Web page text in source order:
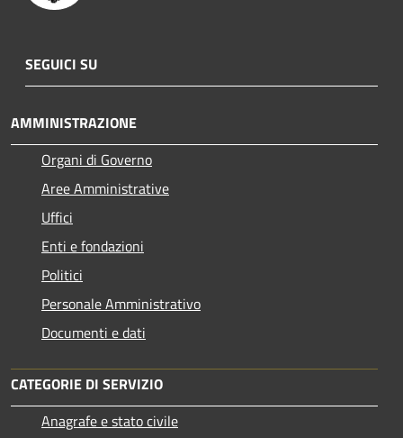
SEGUICI SU
AMMINISTRAZIONE
Organi di Governo
Aree Amministrative
Uffici
Enti e fondazioni
Politici
Personale Amministrativo
Documenti e dati
CATEGORIE DI SERVIZIO
Anagrafe e stato civile